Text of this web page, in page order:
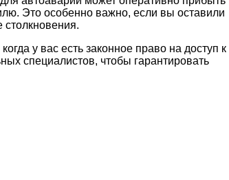
Это особенно важно, если вы оставили
у вас есть законное право на доступ к
специалистов, чтобы гарантировать